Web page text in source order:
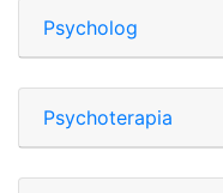
Psycholog
Psychoterapia